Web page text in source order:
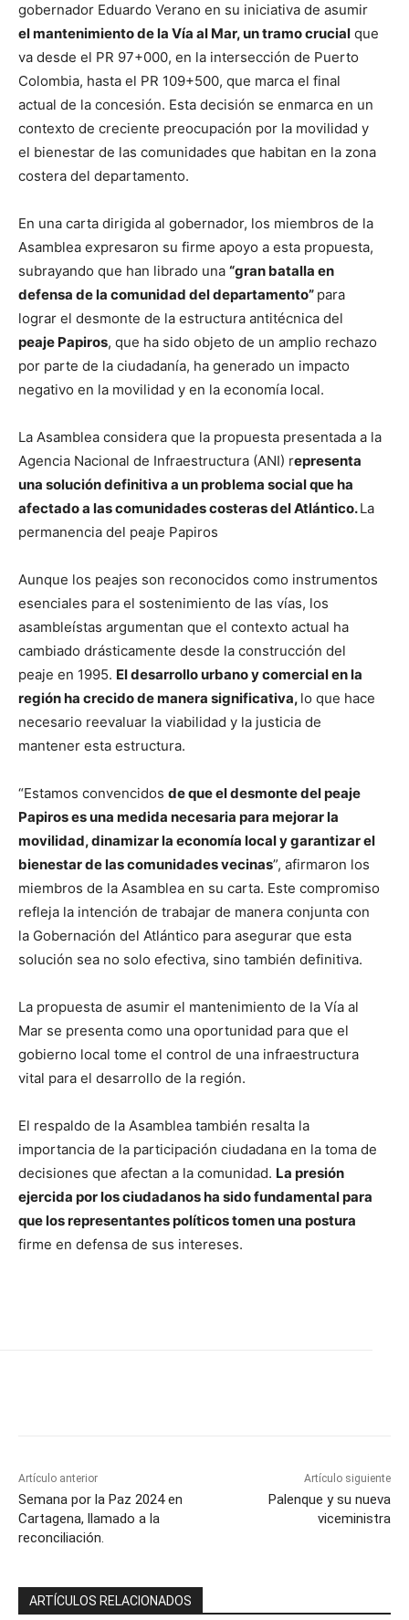
gobernador Eduardo Verano en su iniciativa de asumir
el mantenimiento de la Vía al Mar, un tramo crucial que
va desde el PR 97+000, en la intersección de Puerto
Colombia, hasta el PR 109+500, que marca el final
actual de la concesión. Esta decisión se enmarca en un
contexto de creciente preocupación por la movilidad y
el bienestar de las comunidades que habitan en la zona
costera del departamento.
En una carta dirigida al gobernador, los miembros de la
Asamblea expresaron su firme apoyo a esta propuesta,
subrayando que han librado una “gran batalla en
defensa de la comunidad del departamento” para
lograr el desmonte de la estructura antitécnica del
peaje Papiros, que ha sido objeto de un amplio rechazo
por parte de la ciudadanía, ha generado un impacto
negativo en la movilidad y en la economía local.
La Asamblea considera que la propuesta presentada a la
Agencia Nacional de Infraestructura (ANI) representa
una solución definitiva a un problema social que ha
afectado a las comunidades costeras del Atlántico.La
permanencia del peaje Papiros
Aunque los peajes son reconocidos como instrumentos
esenciales para el sostenimiento de las vías, los
asambleístas argumentan que el contexto actual ha
cambiado drásticamente desde la construcción del
peaje en 1995. El desarrollo urbano y comercial en la
región ha crecido de manera significativa, lo que hace
necesario reevaluar la viabilidad y la justicia de
mantener esta estructura.
“Estamos convencidos de que el desmonte del peaje
Papiros es una medida necesaria para mejorar la
movilidad, dinamizar la economía local y garantizar el
bienestar de las comunidades vecinas”, afirmaron los
miembros de la Asamblea en su carta. Este compromiso
refleja la intención de trabajar de manera conjunta con
la Gobernación del Atlántico para asegurar que esta
solución sea no solo efectiva, sino también definitiva.
La propuesta de asumir el mantenimiento de la Vía al
Mar se presenta como una oportunidad para que el
gobierno local tome el control de una infraestructura
vital para el desarrollo de la región.
El respaldo de la Asamblea también resalta la
importancia de la participación ciudadana en la toma de
decisiones que afectan a la comunidad. La presión
ejercida por los ciudadanos ha sido fundamental para
que los representantes políticos tomen una postura
firme en defensa de sus intereses.
Artículo anterior
Semana por la Paz 2024 en
Cartagena, llamado a la
reconciliación.
Artículo siguiente
Palenque y su nueva
viceministra
ARTÍCULOS RELACIONADOS